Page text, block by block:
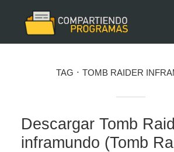
TAG TOMB RAIDER
Descargar Tomb
inframundo (Tomb